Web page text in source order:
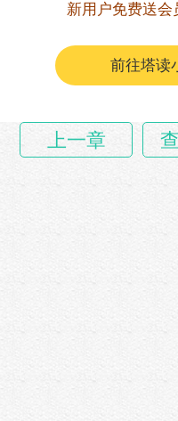
新用户免费送会
前往塔读
上一章